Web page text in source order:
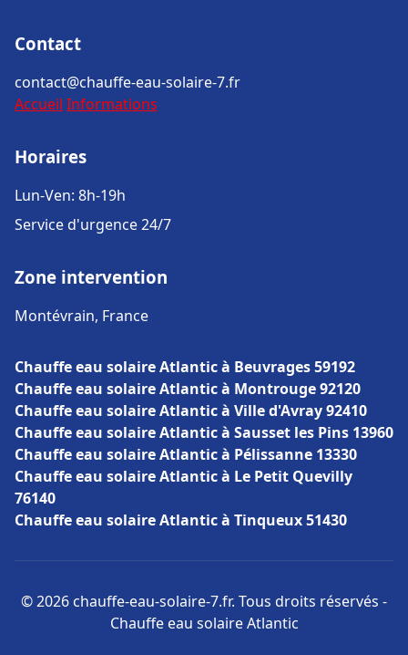
Contact
contact@chauffe-eau-solaire-7.fr
Accueil Informations
Horaires
Lun-Ven: 8h-19h
Service d'urgence 24/7
Zone intervention
Montévrain, France
Chauffe eau solaire Atlantic à Beuvrages 59192
Chauffe eau solaire Atlantic à Montrouge 92120
Chauffe eau solaire Atlantic à Ville d'Avray 92410
Chauffe eau solaire Atlantic à Sausset les Pins 13960
Chauffe eau solaire Atlantic à Pélissanne 13330
Chauffe eau solaire Atlantic à Le Petit Quevilly
76140
Chauffe eau solaire Atlantic à Tinqueux 51430
© 2026 chauffe-eau-solaire-7.fr. Tous droits réservés -
Chauffe eau solaire Atlantic